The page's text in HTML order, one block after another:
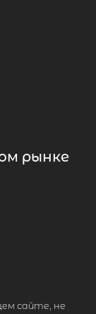
рынке
сайте, не